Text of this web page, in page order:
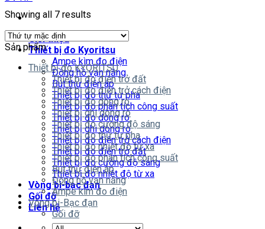
Giới thiệu
Thiết bị đo Kyoritsu
Ampe kìm đo điện
Đồng hồ vạn năng
Bút thử điện áp
Thiết bị đo thứ tự pha
Thiết bị đo phân tích công suất
Thiết bị đo dòng rò
Thiết bị ghi dòng rò
Thiết bị đo điện trở cách điện
Thiết bị đo điện trở đất
Thiết bị đo cường độ sáng
Thiết bị đo nhiệt độ từ xa
Vòng bi-bạc đạn
Gối đỡ
Liên hệ
Showing all 7 results
Sản phẩm
Thiết bị đo KYORITSU
Thiết bị đo điện trở đất
Thiết bị đo điện trở cách điện
Thiết bị đo dòng rò
Thiết bị ghi dòng rò
Thiết bị đo cường độ sáng
Thiết bị đo thứ tự pha
Thiết bị đo nhiệt độ từ xa
Thiết bị đo phân tích công suất
Bút thử điện áp
Đồng hồ vạn năng
Ampe kìm đo điện
Vòng bi-Bạc đạn
Gối đỡ